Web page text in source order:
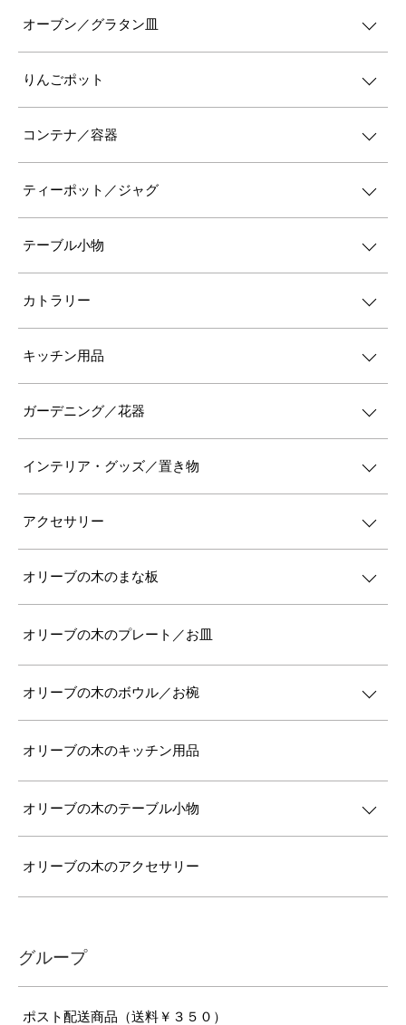
オーブン／グラタン皿
りんごポット
コンテナ／容器
ティーポット／ジャグ
テーブル小物
カトラリー
キッチン用品
ガーデニング／花器
インテリア・グッズ／置き物
アクセサリー
オリーブの木のまな板
オリーブの木のプレート／お皿
オリーブの木のボウル／お椀
オリーブの木のキッチン用品
オリーブの木のテーブル小物
オリーブの木のアクセサリー
グループ
ポスト配送商品（送料￥３５０）